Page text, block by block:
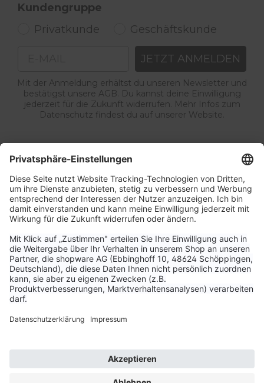
Kundengruppe
Privatkunde
Geschäftskunde
JETZT ANMELDEN
Mit der Anmeldung erhältst du unseren Newsletter und
bestätigst unsere AGB. Du kannst deine Einwilligung
jederzeit für die Zukunft widerrufen. Mehr Infos zum
Datenschutz findest du auf unserer Website.
Unternehmen
Aktuelle Themen